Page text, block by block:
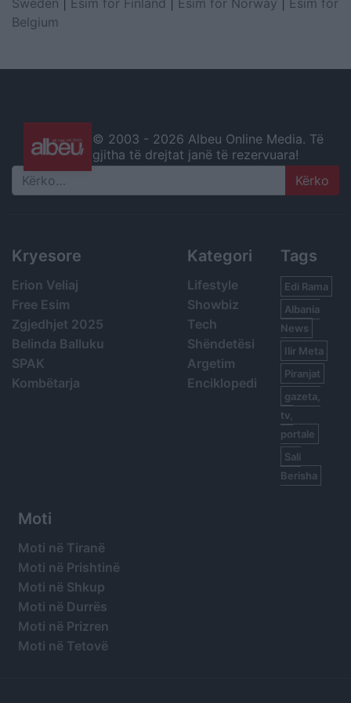
Belgium
© 2003 - 2026 Albeu Online Media. Të
gjitha të drejtat janë të rezervuara!
Search
Kryesore
Erion Veliaj
Free Esim
Zgjedhjet 2025
Belinda Balluku
SPAK
Kombëtarja
Kategori
Lifestyle
Showbiz
Tech
Shëndetësi
Argetim
Enciklopedi
Tags
Edi Rama
Albania
News
Ilir Meta
Piranjat
gazeta,
tv,
portale
Sali
Berisha
Moti
Moti në Tiranë
Moti në Prishtinë
Moti në Shkup
Moti në Durrës
Moti në Prizren
Moti në Tetovë